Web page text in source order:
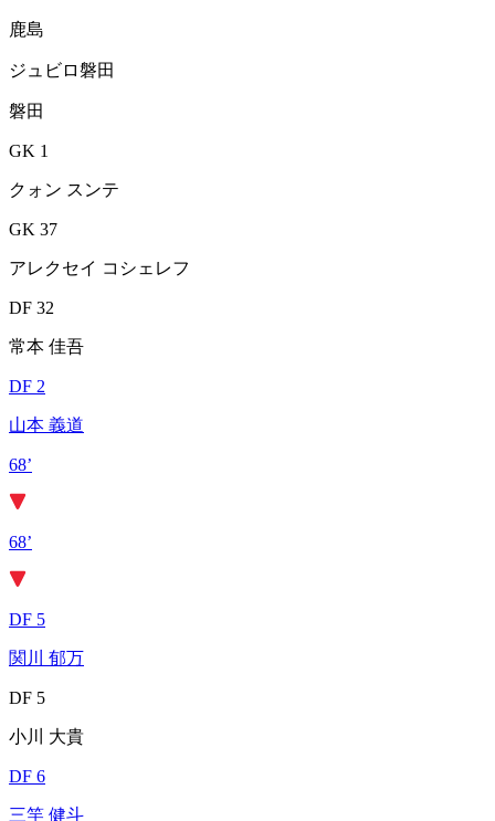
鹿島
ジュビロ磐田
磐田
GK 1
クォン スンテ
GK 37
アレクセイ コシェレフ
DF 32
常本 佳吾
DF 2
山本 義道
68’
68’
DF 5
関川 郁万
DF 5
小川 大貴
DF 6
三竿 健斗